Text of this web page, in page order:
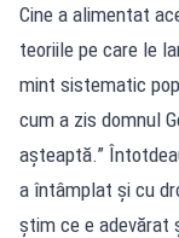
Cine a alimentat
teoriile pe care le
mint sistematic
cum a zis domnul
așteaptă.”
a întâmplat și cu
știm ce e adevărat